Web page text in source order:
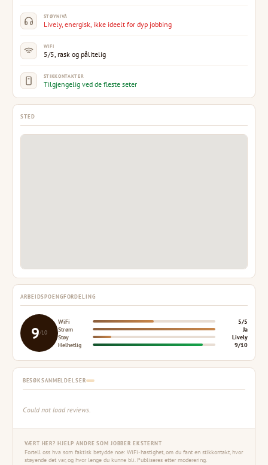
STØYNIVÅ
Lively, energisk, ikke ideelt for dyp jobbing
WIFI
5/5, rask og pålitelig
STIKKONTAKTER
Tilgjengelig ved de fleste seter
STED
ARBEIDSPOENGFORDELING
9/10
WiFi
5/5
Strøm
Ja
Støy
Lively
Helhetlig
9/10
BESØKSANMELDELSER
Could not load reviews.
VÆRT HER? HJELP ANDRE SOM JOBBER EKSTERNT
Fortell oss hva som faktisk betydde noe: WiFi-hastighet, om du fant en stikkontakt, hvor
støyende det var, og hvor lenge du kunne bli. Publiseres etter moderering.